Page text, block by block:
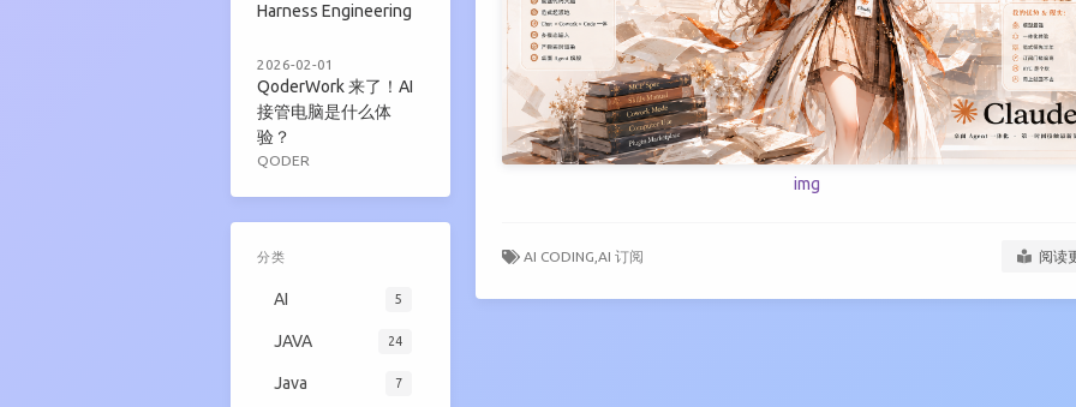
img
AI CODING,AI 订阅 阅读
Harness Engineering
2026-02-01
QoderWork 来了！AI
接管电脑是什么体
验？
QODER
分类
AI 5
JAVA 24
Java 7